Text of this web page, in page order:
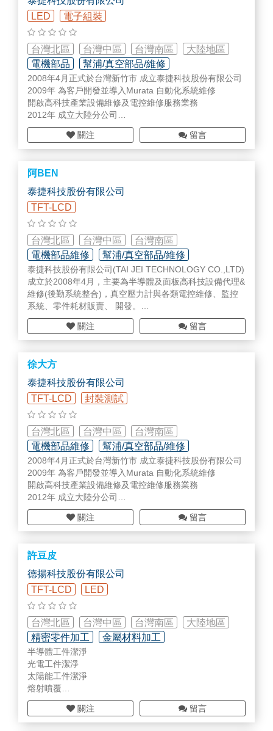
LED
電子組裝
台灣北區 台灣中區 台灣南區
大陸地區
電機部品
幫浦/真空部品/維修
檢測/監測設備/部品
2008年4月正式於台灣新竹市 成立泰捷科技股份有限公司
2009年 為客戶開發並導入Murata 自動化系統維修
開啟高科技產業設備維修及電控維修服務業務
2012年 成立大陸分公司
負責半導體與面板業設備零組件維修及真空pump維修業務
2013年 設立關鍵零件及設備耗材代理業務
同年取得各式工業燈及光纖線材的代理
2014年 成立MKS gauge 真空壓力計維修生產線、發展多
元化之維修服務
2015年 代理韓國維修商在半導體設備零組件、ETCH ESC
維修及買賣業務
2019年 成立監控系統及電子級抗菌濾芯的代理業務，擴大
半導體及面板產業的服務項目
關注 留言
阿BEN
泰捷科技股份有限公司
TFT-LCD
台灣北區 台灣中區
台灣南區
電機部品維修
幫浦/真空部品/維修
其他(未分類)
泰捷科技股份有限公司(TAI JEI TECHNOLOGY CO.,LTD)
成立於2008年4月，主要為半導體及面板高科技設備代理&
維修(後勤系統整合)，真空壓力計與各類電控維修、監控
系統、零件耗材販賣、 開發。
本公司是擁有豐富維修技術團隊所共同創立，團隊成員來
自各大原廠專業維修技術專才，專精於維修各類電控產品
及各式MKS gauge真空壓力計，比照原廠檢測方式，維修
良率高，維修實績涵蓋台灣各半導體廠、TFTLCD 面板及
光電廠客戶。
秉持專業的態度與紀律，堅持高績效的服務品質，相信創
新是永續經營的不二法則，建立真誠的企業文化，發揮團
隊合作的價值，堅持高績效的服務品質，終身學習，勇於
挑戰。
關注 留言
徐大方
泰捷科技股份有限公司
TFT-LCD
封裝測試
台灣北區 台灣中區
台灣南區
電機部品維修
幫浦/真空部品/維修
線/管周邊材料
2008年4月正式於台灣新竹市 成立泰捷科技股份有限公司
2009年 為客戶開發並導入Murata 自動化系統維修
開啟高科技產業設備維修及電控維修服務業務
2012年 成立大陸分公司
負責半導體與面板業設備零組件維修及真空pump維修業務
2013年 設立關鍵零件及設備耗材代理業務
同年取得各式工業燈及光纖線材的代理
2014年 成立MKS gauge 真空壓力計維修生產線、發展多
元化之維修服務
2015年 代理韓國維修商在半導體設備零組件、ETCH ESC
維修及買賣業務
2019年 成立監控系統及電子級抗菌濾芯的代理業務，擴大
半導體及面板產業的服務項目
關注 留言
許豆皮
德揚科技股份有限公司
TFT-LCD
LED
台灣北區 台灣中區 台灣南區
大陸地區
精密零件加工
金屬材料加工
乾/溼/光洗淨部品
半導體工件潔淨
光電工件潔淨
太陽能工件潔淨
熔射噴覆
KITs銷售
洗淨服務
表面處理
關注 留言